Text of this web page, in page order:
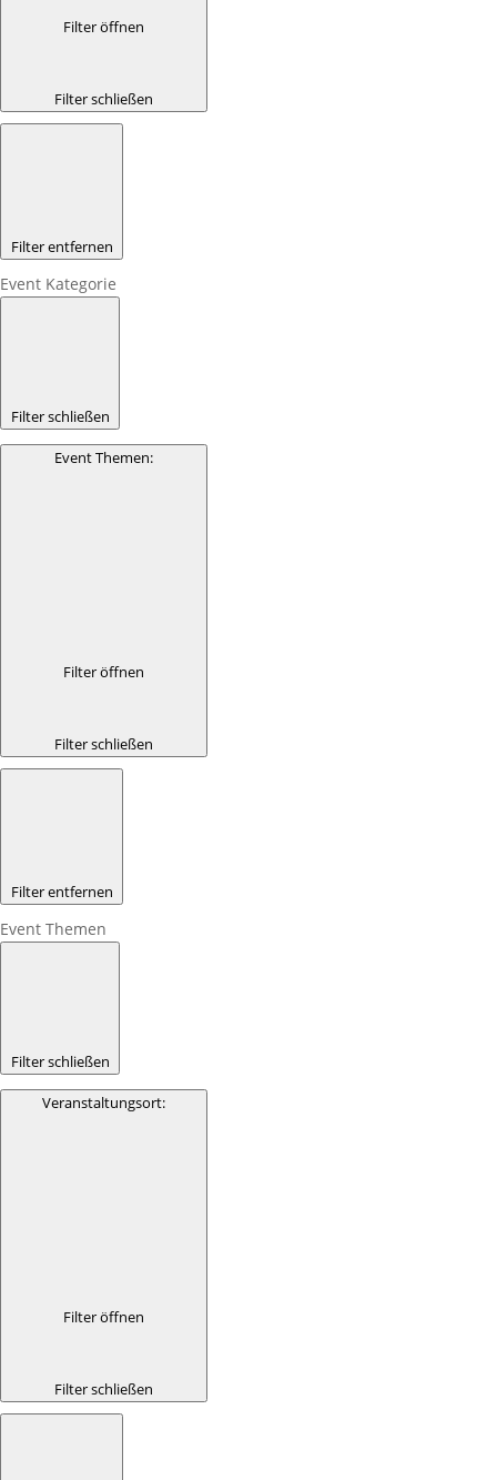
Filter öffnen
Filter schließen
Filter entfernen
Event Kategorie
Filter schließen
Event Themen:
Filter öffnen
Filter schließen
Filter entfernen
Event Themen
Filter schließen
Veranstaltungsort:
Filter öffnen
Filter schließen